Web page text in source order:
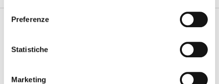
Preferenze
Statistiche
Marketing
Struttura